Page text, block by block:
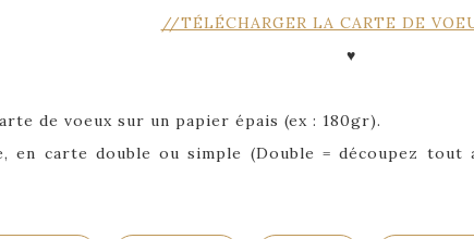
//TÉLÉCHARGER LA CARTE DE
♥
de voeux sur un papier épais (ex : 180gr).
en carte double ou simple (Double = découpez tout